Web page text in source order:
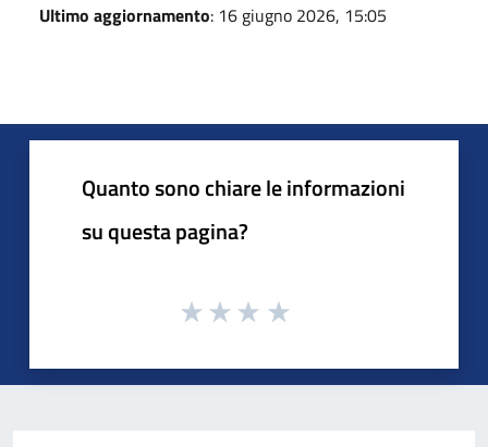
Ultimo aggiornamento: 16 giugno 2026, 15:05
Quanto sono chiare le informazioni
su questa pagina?